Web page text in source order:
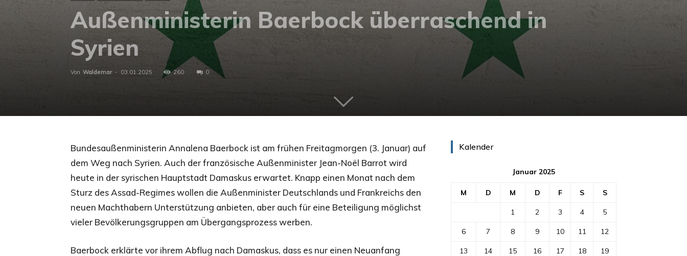
Außenministerin Baerbock überraschend in
Syrien
Von Waldemar - 03.01.2025 260 0
Bundesaußenministerin Annalena Baerbock ist am frühen Freitagmorgen (3. Januar) auf
dem Weg nach Syrien. Auch der französische Außenminister Jean-Noël Barrot wird
heute in der syrischen Hauptstadt Damaskus erwartet. Knapp einen Monat nach dem
Sturz des Assad-Regimes wollen die Außenminister Deutschlands und Frankreichs den
neuen Machthabern Unterstützung anbieten, aber auch für eine Beteiligung möglichst
vieler Bevölkerungsgruppen am Übergangsprozess werben.
Baerbock erklärte vor ihrem Abflug nach Damaskus, dass es nur einen Neuanfang
Kalender
Januar 2025
M D M D F S S
1 2 3 4 5
6 7 8 9 10 11 12
13 14 15 16 17 18 19